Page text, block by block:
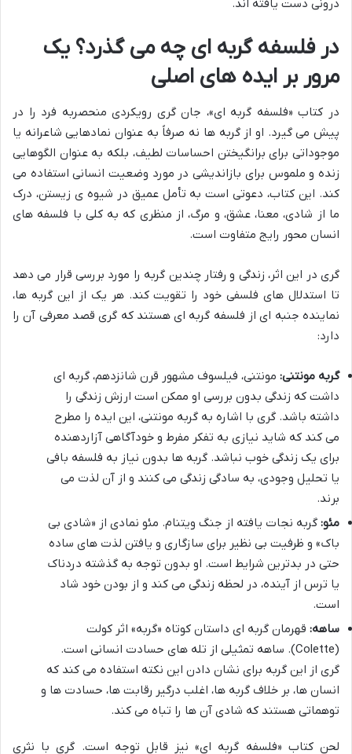
درونی دست یافته اند.
در فلسفه گربه ای چه می گذرد؟ یک
مرور بر ایده های اصلی
در کتاب «فلسفه گربه ای»، جان گری رویکردی منحصربه فرد را در
پیش می گیرد. او از گربه ها نه صرفاً به عنوان نمادهایی شاعرانه یا
موجوداتی برای برانگیختن احساسات لطیف، بلکه به عنوان الگوهایی
زنده و ملموس برای بازاندیشی در مورد وضعیت انسانی استفاده می
کند. این کتاب، دعوتی است به تأمل عمیق در شیوه ی زیستن، درک
ما از شادی، معنا، عشق، و مرگ، از منظری که به کلی با فلسفه های
انسان محور رایج متفاوت است.
گری در این اثر، زندگی و رفتار چندین گربه را مورد بررسی قرار می دهد
تا استدلال های فلسفی خود را تقویت کند. هر یک از این گربه ها،
نماینده جنبه ای از فلسفه گربه ای هستند که گری قصد معرفی آن را
دارد:
گربه مونتنی: مونتنی، فیلسوف مشهور قرن شانزدهم، گربه ای
داشت که زندگی بدون بررسی او ممکن است ارزش زندگی را
داشته باشد. گری با اشاره به گربه مونتنی، این ایده را مطرح
می کند که شاید نیازی به تفکر مفرط و خودآگاهی آزاردهنده
برای یک زندگی خوب نباشد. گربه ها بدون نیاز به فلسفه بافی
یا تحلیل وجودی، به سادگی زندگی می کنند و از آن لذت می
برند.
مئو: گربه نجات یافته از جنگ ویتنام. مئو نمادی از «شادی بی
باک» و ظرفیت بی نظیر برای سازگاری و یافتن لذت های ساده
حتی در بدترین شرایط است. او بدون توجه به گذشته دردناک
یا ترس از آینده، در لحظه زندگی می کند و از بودن خود شاد
است.
ساهه: قهرمان گربه ای داستان کوتاه «گربه» اثر کولت
(Colette). ساهه تمثیلی از تله های حسادت انسانی است.
گری از این گربه برای نشان دادن این نکته استفاده می کند که
انسان ها، بر خلاف گربه ها، اغلب درگیر رقابت ها، حسادت ها و
توهماتی هستند که شادی آن ها را تباه می کند.
لحن کتاب «فلسفه گربه ای» نیز قابل توجه است. گری با نثری